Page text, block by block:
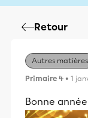
Retour
Autres matières
Primaire 4 • 1
Bonne